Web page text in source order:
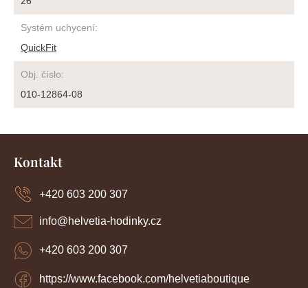
Systém uchycení:
QuickFit
Obj. číslo:
010-12864-08
Kontakt
info@helvetia-hodinky.cz
+420 603 200 307
https://www.facebook.com/helvetiaboutique
+420 603 200 307